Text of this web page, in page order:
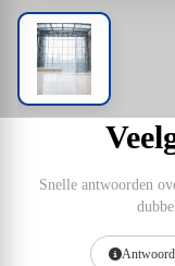
Snelle antwoorden